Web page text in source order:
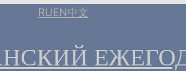
RUEN中文